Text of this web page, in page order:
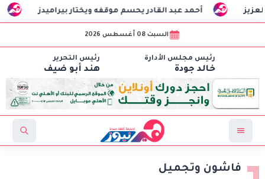
بقلم مها أحمد عبد القادر يحسم موقفه ويختار بيراميدز
السبت 08 أغسطس 2026
رئيس مجلس الأدارة
خالد جودة
رئيس التحرير
هند أبو ضيف
فاشون وتجميل